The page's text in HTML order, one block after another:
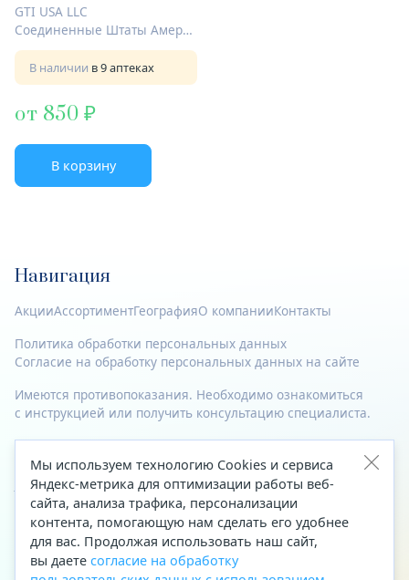
GTI USA LLC
Соединенные Штаты Америки
В наличии в 9 аптеках
от 850
В корзину
Навигация
АкцииАссортиментГеографияО компанииКонтакты
Политика обработки персональных данных
Согласие на обработку персональных данных на сайте
Имеются противопоказания. Необходимо ознакомиться
с инструкцией или получить консультацию специалиста.
© 2023—2026 Все права защищены.
Адрес
Архангельск, ул. Папанина, д. 19 (вход в здание со стороны
автоцентра «Тойота»)
Приемная Генерального директора
Мы используем технологию Cookies и сервиса
Яндекс-метрика для оптимизации работы веб-
сайта, анализа трафика, персонализации
контента, помогающую нам сделать его удобнее
для вас. Продолжая использовать наш сайт,
вы даете согласие на обработку